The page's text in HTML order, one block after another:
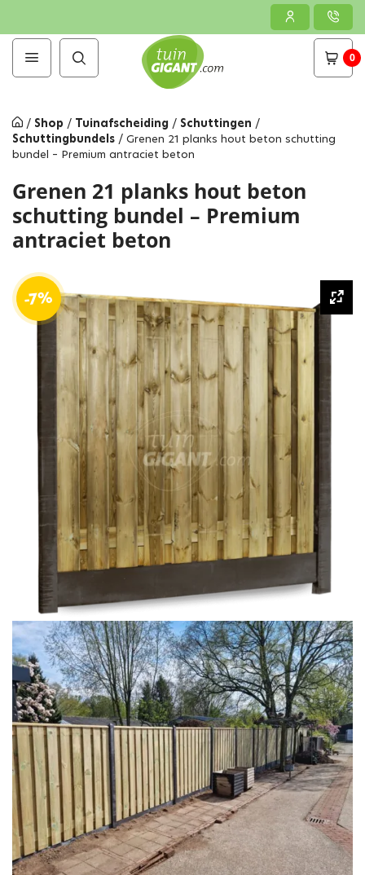
0
/ Shop / Tuinafscheiding / Schuttingen /
Schuttingbundels / Grenen 21 planks hout beton schutting
bundel – Premium antraciet beton
Grenen 21 planks hout beton
schutting bundel – Premium
antraciet beton
-7%